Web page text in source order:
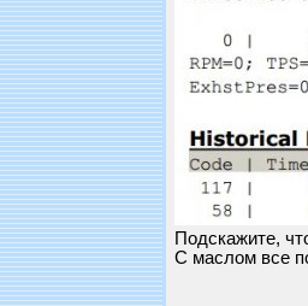
Подскажите,
С маслом все